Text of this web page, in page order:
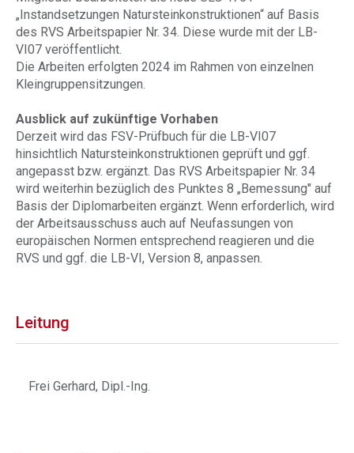
„Instandsetzungen Natursteinkonstruktionen“ auf Basis
des RVS Arbeitspapier Nr. 34. Diese wurde mit der LB-
VI07 veröffentlicht.
Die Arbeiten erfolgten 2024 im Rahmen von einzelnen
Kleingruppensitzungen.
Ausblick auf zukünftige Vorhaben
Derzeit wird das FSV-Prüfbuch für die LB-VI07
hinsichtlich Natursteinkonstruktionen geprüft und ggf.
angepasst bzw. ergänzt. Das RVS Arbeitspapier Nr. 34
wird weiterhin bezüglich des Punktes 8 „Bemessung" auf
Basis der Diplomarbeiten ergänzt. Wenn erforderlich, wird
der Arbeitsausschuss auch auf Neufassungen von
europäischen Normen entsprechend reagieren und die
RVS und ggf. die LB-VI, Version 8, anpassen.
Leitung
Frei Gerhard, Dipl.-Ing.